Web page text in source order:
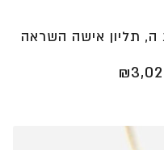
ה, תליון אישה השראה
₪